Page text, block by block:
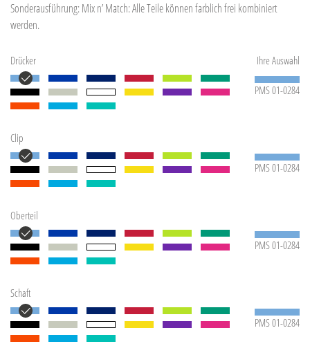
Sonderausführung: Mix n’ Match: Alle Teile können farblich frei kombiniert
werden.
Ihre Auswahl
Drücker
PMS 01-0284
Clip
PMS 01-0284
Oberteil
PMS 01-0284
Schaft
PMS 01-0284